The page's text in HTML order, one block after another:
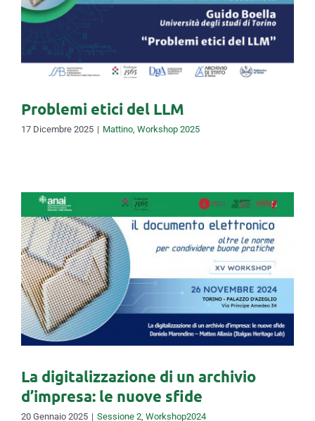
Problemi etici del LLM
Problemi etici del LLM
17 Dicembre 2025 | Mattino Workshop 2025
La digitalizzazione di un
archivio d’impresa: le nuove
sfide
La digitalizzazione di un archivio
d’impresa: le nuove sfide
20 Gennaio 2025 | Sessione 2 Workshop2024